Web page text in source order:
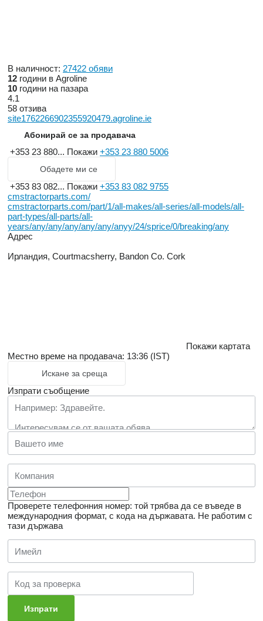
В наличност: 27422 обяви
12 години в Agroline
10 години на пазара
4.1
58 отзива
site1762266902355920479.agroline.ie
Абонирай се за продавача
+353 23 880... Покажи +353 23 880 5006
Обадете ми се
+353 83 082... Покажи +353 83 082 9755
cmstractorparts.com/
cmstractorparts.com/part/1/all-makes/all-series/all-models/all-
part-types/all-parts/all-
years/any/any/any/any/any/anyy/24/sprice/0/breaking/any
Адрес
Ирландия, Courtmacsherry, Bandon Co. Cork
Покажи картата
Местно време на продавача: 13:36 (IST)
Искане за среща
Изпрати съобщение
Проверете телефонния номер: той трябва да се въведе в
международния формат, с кода на държавата. Не работим с
тази държава